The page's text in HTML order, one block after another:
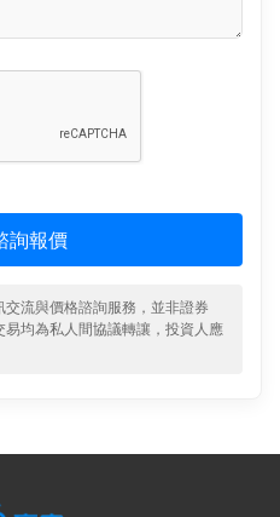
詢報價
流與價格諮詢服務，並非證券
均為私人間協議轉讓，投資人應